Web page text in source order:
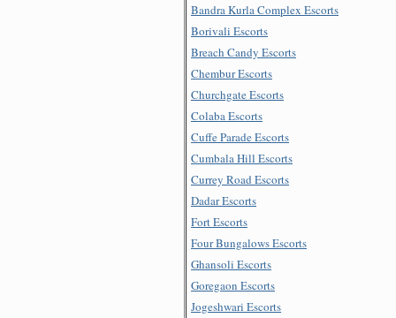
Bandra Kurla Complex Escorts
Borivali Escorts
Breach Candy Escorts
Chembur Escorts
Churchgate Escorts
Colaba Escorts
Cuffe Parade Escorts
Cumbala Hill Escorts
Currey Road Escorts
Dadar Escorts
Fort Escorts
Four Bungalows Escorts
Ghansoli Escorts
Goregaon Escorts
Jogeshwari Escorts